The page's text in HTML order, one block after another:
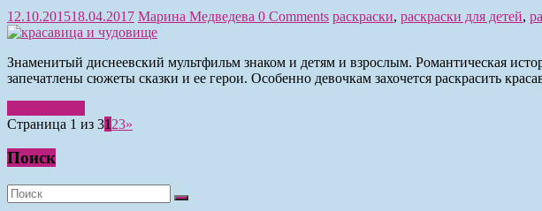
12.10.201518.04.2017 Марина Медведева 0 Comments раскраски, раскраски для детей,
Знаменитый диснеевский мультфильм знаком и детям и взрослым. Романтическая
запечатлены сюжеты сказки и ее герои. Особенно девочкам захочется раскрасить
Страница 1 из 31 23»
Поиск